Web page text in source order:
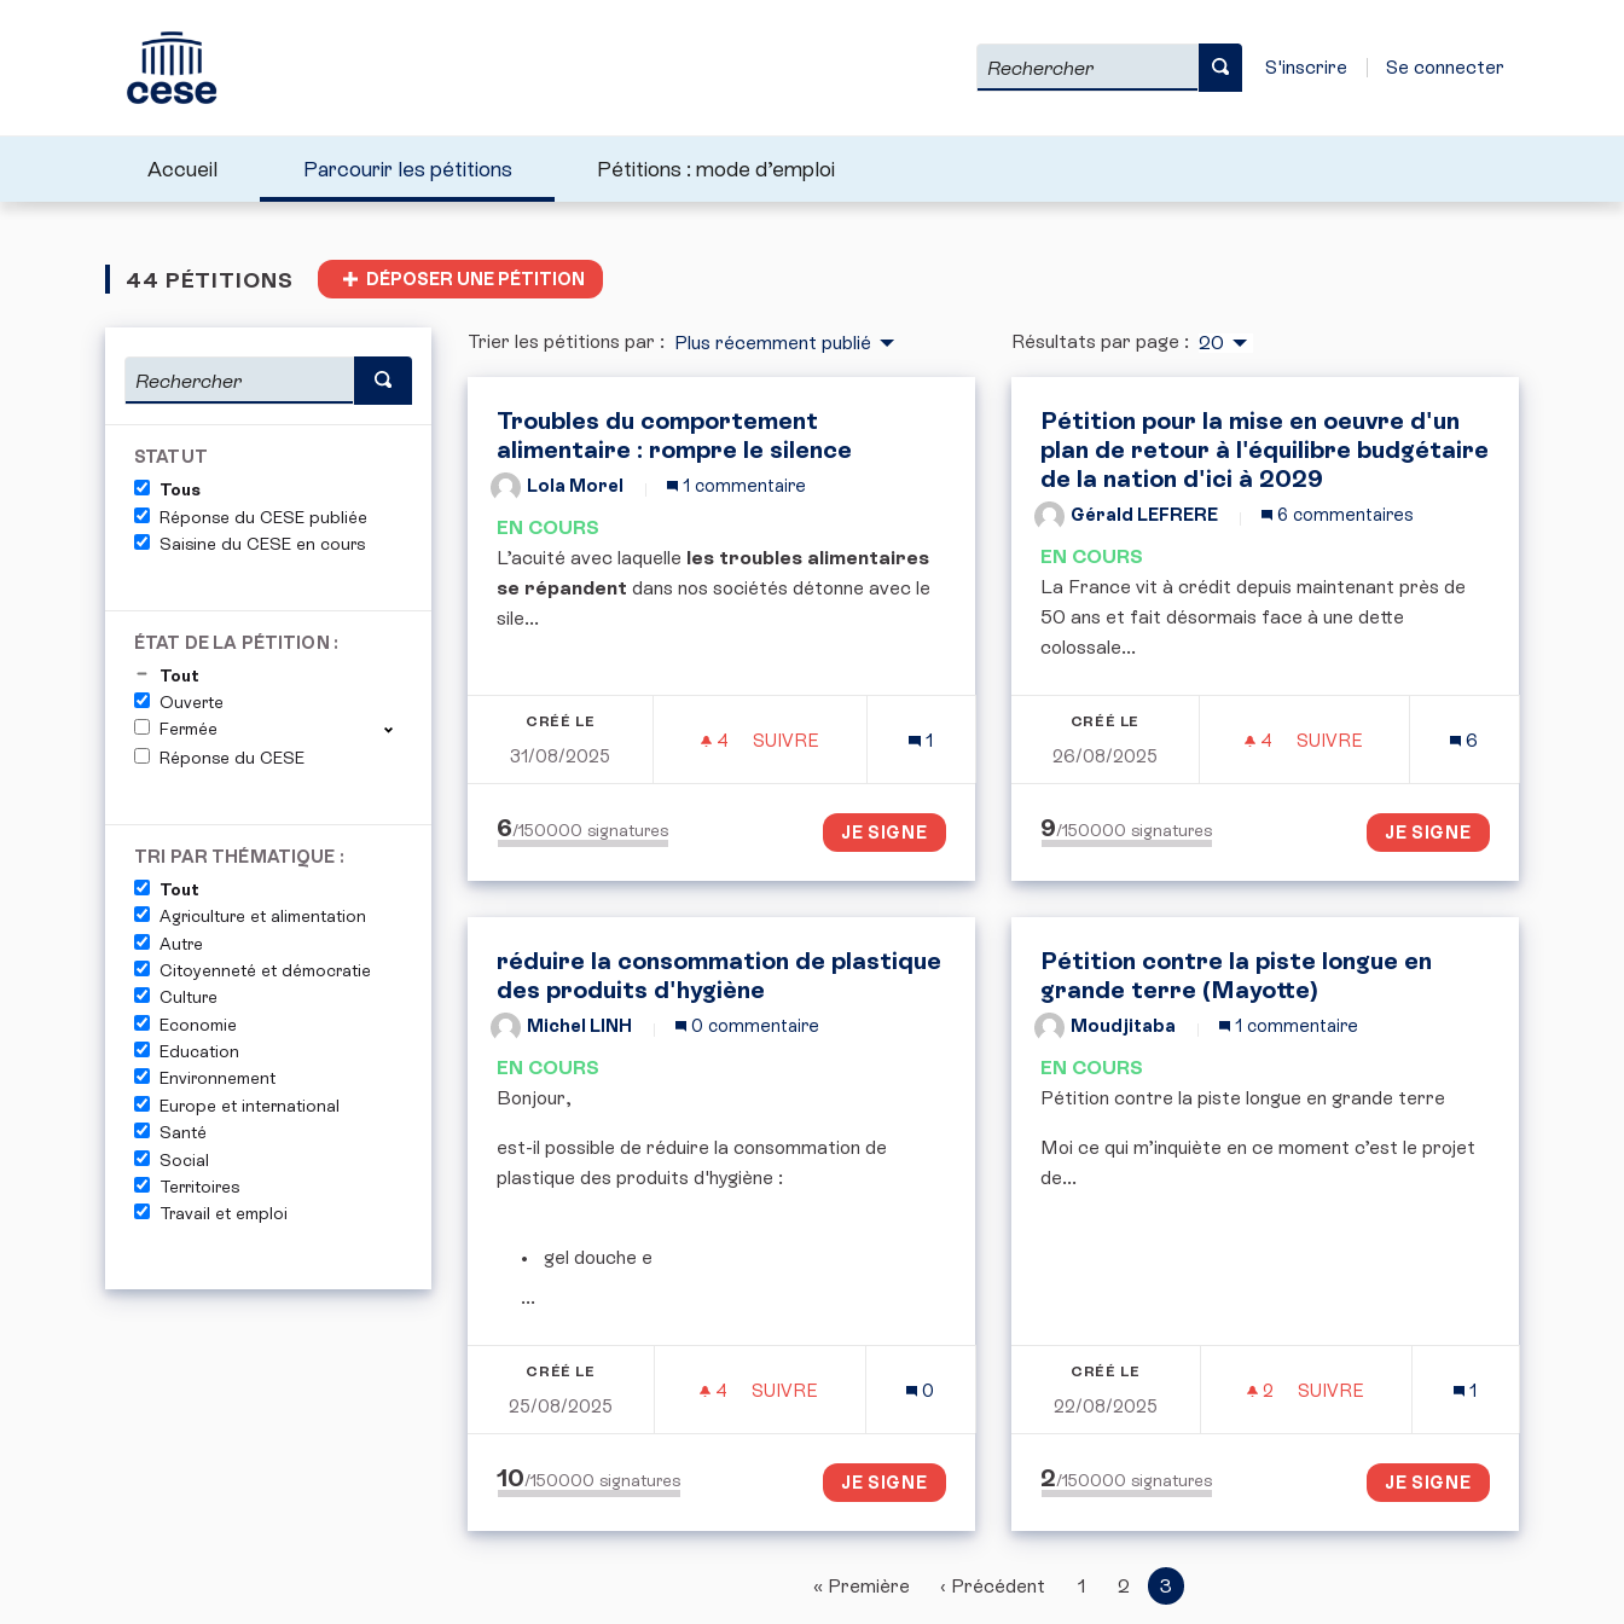
Rechercher S'inscrire Se connecter
Accueil Parcourir les pétitions Pétitions : mode d’emploi
44 PÉTITIONS DÉPOSER UNE PÉTITION
STATUT
Tous
Réponse du CESE publiée
Saisine du CESE en cours
ÉTAT DE LA PÉTITION :
Tout
Ouverte
Fermée
Réponse du CESE
TRI PAR THÉMATIQUE :
Tout
Agriculture et alimentation
Autre
Citoyenneté et démocratie
Culture
Economie
Education
Environnement
Europe et international
Santé
Social
Territoires
Travail et emploi
Trier les pétitions par : Plus récemment publié Résultats par page : 20
Troubles du comportement
alimentaire : rompre le silence
Lola Morel 1 commentaire
EN COURS
L’acuité avec laquelle les troubles alimentaires
se répandent dans nos sociétés détonne avec le
sile...
CRÉÉ LE
31/08/2025
4 4 ABONNÉS
SUIVRE
TROUBLES DU COMPORTEMENT ALIMENTAIRE : ROMPRE LE SILENCE
1
6/150000 signatures JE SIGNE
Pétition pour la mise en oeuvre d'un
plan de retour à l'équilibre budgétaire
de la nation d'ici à 2029
Gérald LEFRERE 6 commentaires
EN COURS
La France vit à crédit depuis maintenant près de
50 ans et fait désormais face à une dette
colossale...
CRÉÉ LE
26/08/2025
4 4 ABONNÉS
SUIVRE
6
9/150000 signatures JE SIGNE
réduire la consommation de plastique
des produits d'hygiène
Michel LINH 0 commentaire
EN COURS
Bonjour,
est-il possible de réduire la consommation de
plastique des produits d'hygiène :
gel douche e
...
CRÉÉ LE
25/08/2025
4 4 ABONNÉS
SUIVRE
RÉDUIRE LA CONSOMMATION DE PLASTIQUE DES PRODUITS D'HYGIÈNE
0
10/150000 signatures JE SIGNE
Pétition contre la piste longue en
grande terre (Mayotte)
Moudjitaba 1 commentaire
EN COURS
Pétition contre la piste longue en grande terre
Moi ce qui m’inquiète en ce moment c’est le projet
de...
CRÉÉ LE
22/08/2025
2 2 ABONNÉS
SUIVRE
1
2/150000 signatures JE SIGNE
« Première ‹ Précédent 1 2 3